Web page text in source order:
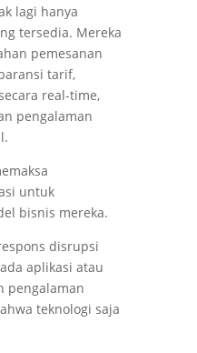
lagi hanya
tersedia. Mereka
pemesanan
tarif,
real-time,
pengalaman
untuk
bisnis mereka.
disrupsi
aplikasi atau
pengalaman
teknologi saja